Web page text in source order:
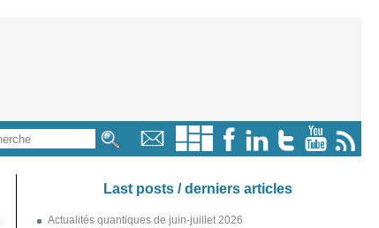
Last posts / derniers articles
Actualités quantiques de juin-juillet 2026